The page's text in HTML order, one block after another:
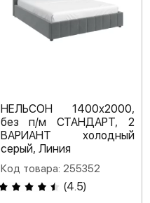
НЕЛЬСОН 1400х2000,
без п/м СТАНДАРТ, 2
ВАРИАНТ холодный
серый, Линия
Код товара: 255352
(4.5)